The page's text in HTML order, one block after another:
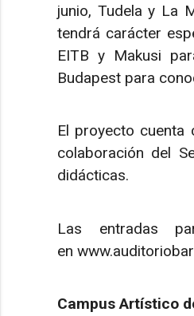
junio, Tudela y La
tendrá carácter
EITB y Makusi
Budapest para
El proyecto cuenta
colaboración del
didácticas.
Las entradas
en
Campus Artístico